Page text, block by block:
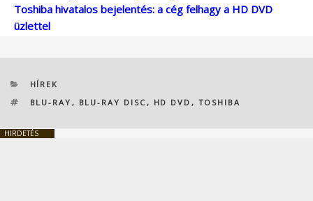
Toshiba hivatalos bejelentés: a cég felhagy a HD DVD
üzlettel
KATEGÓRIÁK
HÍREK
CÍMKÉK
BLU-RAY , BLU-RAY DISC , HD DVD , TOSHIBA
HIRDETÉS